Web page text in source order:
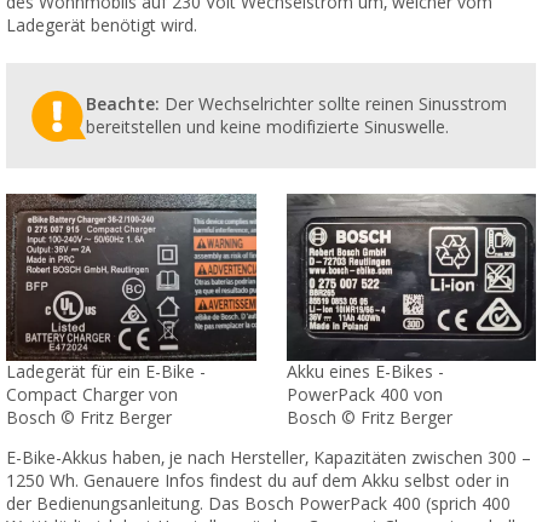
Ladegerät benötigt wird.
Beachte: Der Wechselrichter sollte reinen Sinusstrom
bereitstellen und keine modifizierte Sinuswelle.
Ladegerät für ein E-Bike -
Compact Charger von
Bosch © Fritz Berger
Akku eines E-Bikes -
PowerPack 400 von
Bosch © Fritz Berger
E-Bike-Akkus haben, je nach Hersteller, Kapazitäten zwischen 300 –
1250 Wh. Genauere Infos findest du auf dem Akku selbst oder in
der Bedienungsanleitung. Das Bosch PowerPack 400 (sprich 400